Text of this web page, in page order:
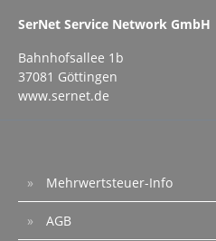
SerNet Service Network GmbH
Bahnhofsallee 1b
37081 Göttingen
www.sernet.de
Mehrwertsteuer-Info
AGB